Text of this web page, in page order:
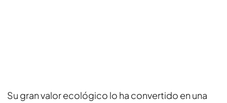
Su gran valor ecológico lo ha convertido en una